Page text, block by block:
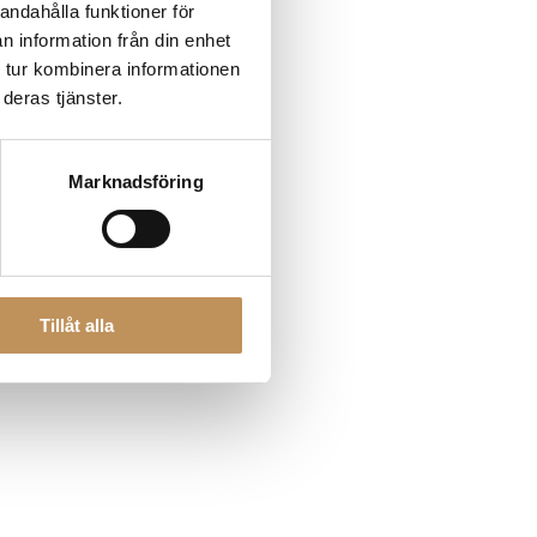
funktioner för
information från din enhet
kombinera informationen
tjänster.
Marknadsföring
Tillåt alla
information).